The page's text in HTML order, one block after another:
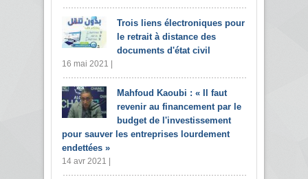
Trois liens électroniques pour
le retrait à distance des
documents d'état civil
16 mai 2021 |
Mahfoud Kaoubi : « Il faut
revenir au financement par le
budget de l'investissement
pour sauver les entreprises lourdement
endettées »
14 avr 2021 |